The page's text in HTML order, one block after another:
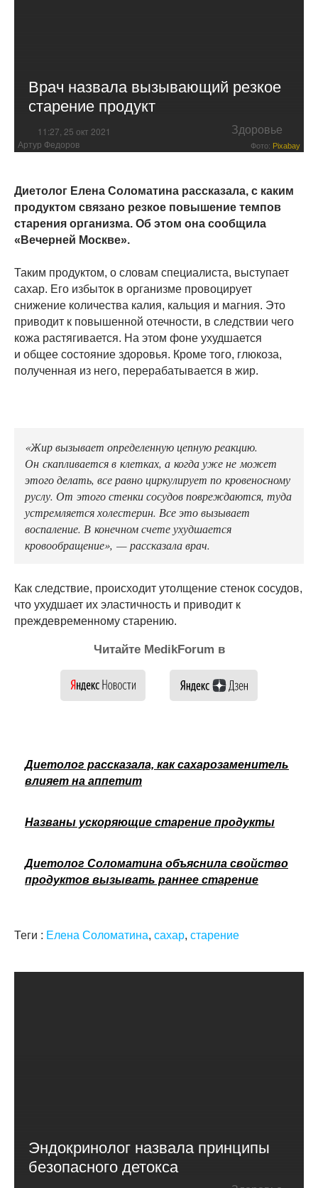
Врач назвала вызывающий резкое
старение продукт
11:27, 25 окт 2021 Здоровье
Артур Федоров Фото: Pixabay
Диетолог Елена Соломатина рассказала, с каким
продуктом связано резкое повышение темпов
старения организма. Об этом она сообщила
«Вечерней Москве».
Таким продуктом, о словам специалиста, выступает
сахар. Его избыток в организме провоцирует
снижение количества калия, кальция и магния. Это
приводит к повышенной отечности, в следствии чего
кожа растягивается. На этом фоне ухудшается
и общее состояние здоровья. Кроме того, глюкоза,
полученная из него, перерабатывается в жир.
«Жир вызывает определенную цепную реакцию.
Он скапливается в клетках, а когда уже не может
этого делать, все равно циркулирует по кровеносному
руслу. От этого стенки сосудов повреждаются, туда
устремляется холестерин. Все это вызывает
воспаление. В конечном счете ухудшается
кровообращение», — рассказала врач.
Как следствие, происходит утолщение стенок сосудов,
что ухудшает их эластичность и приводит к
преждевременному старению.
Читайте MedikForum в
Диетолог рассказала, как сахарозаменитель
влияет на аппетит
Названы ускоряющие старение продукты
Диетолог Соломатина объяснила свойство
продуктов вызывать раннее старение
Теги : Елена Соломатина, сахар, старение
Эндокринолог назвала принципы
безопасного детокса